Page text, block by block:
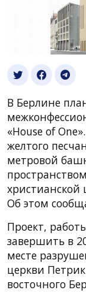
В Берлине
«House of
желтого
метровой
христианской
Об этом
Проект,
завершить в
месте
церкви
восточного